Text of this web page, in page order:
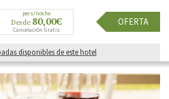
pers/noche
Desde 80,00€
Cancelación Gratis
OFERTA
disponibles de este hotel